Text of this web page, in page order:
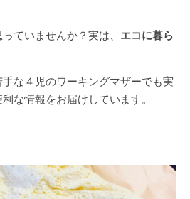
ていませんか？ 実は、 エコに暮ら
な４児のワーキングマザーでも実
な情報をお届けしています。